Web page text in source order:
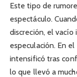
Este tipo de
espectáculo.
discreción, el
especulación. En
intensificó tras
lo que llevó a